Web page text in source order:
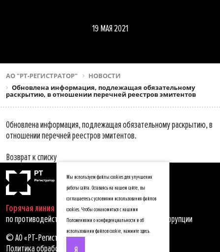
19 МАЯ 2021
АО "РТ-РЕГИСТРАТОР"
НОВОСТИ
Обновлена информация, подлежащая обязательному
раскрытию, в отношении перечней реестров эмитентов
Обновлена информация, подлежащая обязательному раскрытию, в
отношении перечней реестров эмитентов.
Возврат к списку
Горячая линия
по противодействию мошенничеству, хищениям и коррупции
© АО «РТ-Регистратор», 2025
Политика обработки персональных данных
Мы используем файлы cookies для улучшения
работы сайта. Оставаясь на нашем сайте, вы
соглашаетесь с условиями использования файлов
cookies. Чтобы ознакомиться с нашими
Положениями о конфиденциальности и об
использовании файлов cookie, нажмите здесь.
Я